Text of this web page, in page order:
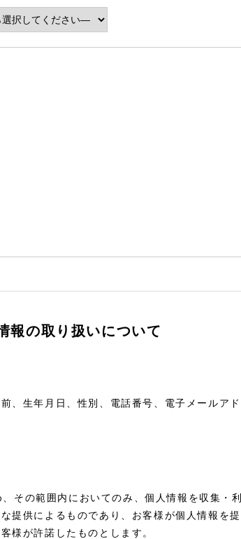
報の取り扱いについて
、生年月日、性別、電話番号、電子メールア
その範囲内においてのみ、個人情報を収集・
提供によるものであり、お客様が個人情報を
様が許諾したものとします。